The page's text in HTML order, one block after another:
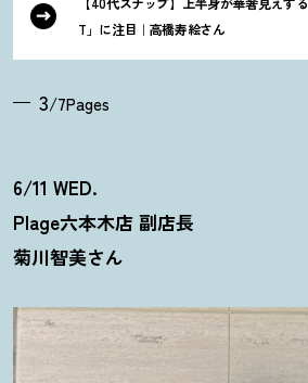
T」に注目｜高橋寿絵さん
3/7Pages
6/11 WED.
Plage六本木店 副店長
菊川智美さん